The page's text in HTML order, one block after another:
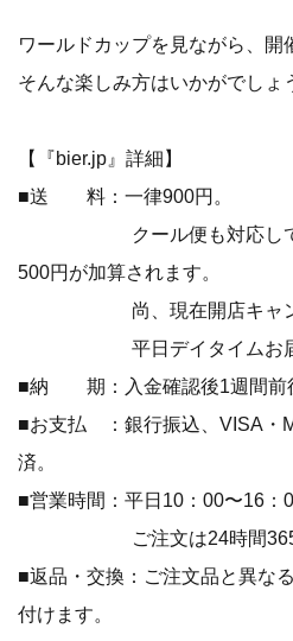
ワールドカップを見ながら、
そんな楽しみ方はいかがでしょ
【『bier.jp』詳細】
■送 料：一律900円。
クール便も対応してお
500円が加算されます。
尚、現在開店キャンペ
平日デイタイムお届け
■納 期：入金確認後1週間前
■お支払 ：銀行振込、VISA・
済。
■営業時間：平日10：00〜16：
ご注文は24時間365日受
■返品・交換：ご注文品と異な
付けます。